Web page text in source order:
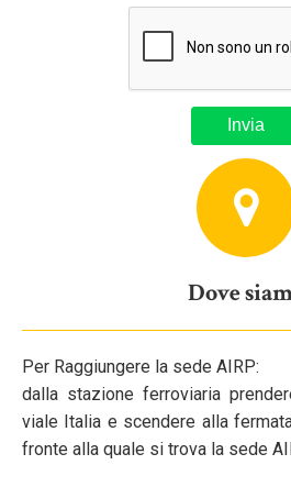
Dove
Per Raggiungere la sede AIRP:
dalla stazione ferroviaria
viale Italia e scendere alla
fronte alla quale si trova la sede